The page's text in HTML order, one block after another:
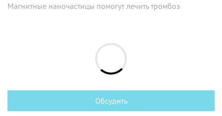
Магнитные наночастицы помогут лечить тромбоз
Обсудить